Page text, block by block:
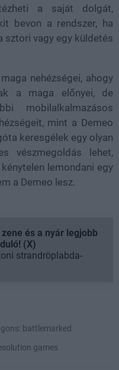
a saját dolgát,
bevon a rendszer, ha
sztori vagy egy küldetés
nehézségei, ahogy
a maga előnyei, de
mobilalkalmazásos
mint a Demeo
keresgélek egy olyan
vészmegoldás lehet,
lemondani egy
a Demeo lesz.
és a nyár legjobb
(X)
strandröplabda-
battlemarked
games